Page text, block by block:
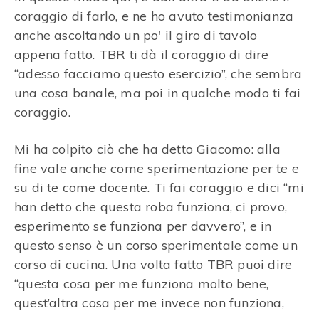
coraggio di farlo, e ne ho avuto testimonianza
anche ascoltando un po' il giro di tavolo
appena fatto. TBR ti dà il coraggio di dire
“adesso facciamo questo esercizio”, che sembra
una cosa banale, ma poi in qualche modo ti fai
coraggio.
Mi ha colpito ciò che ha detto Giacomo: alla
fine vale anche come sperimentazione per te e
su di te come docente. Ti fai coraggio e dici “mi
han detto che questa roba funziona, ci provo,
esperimento se funziona per davvero”, e in
questo senso è un corso sperimentale come un
corso di cucina. Una volta fatto TBR puoi dire
“questa cosa per me funziona molto bene,
quest’altra cosa per me invece non funziona,